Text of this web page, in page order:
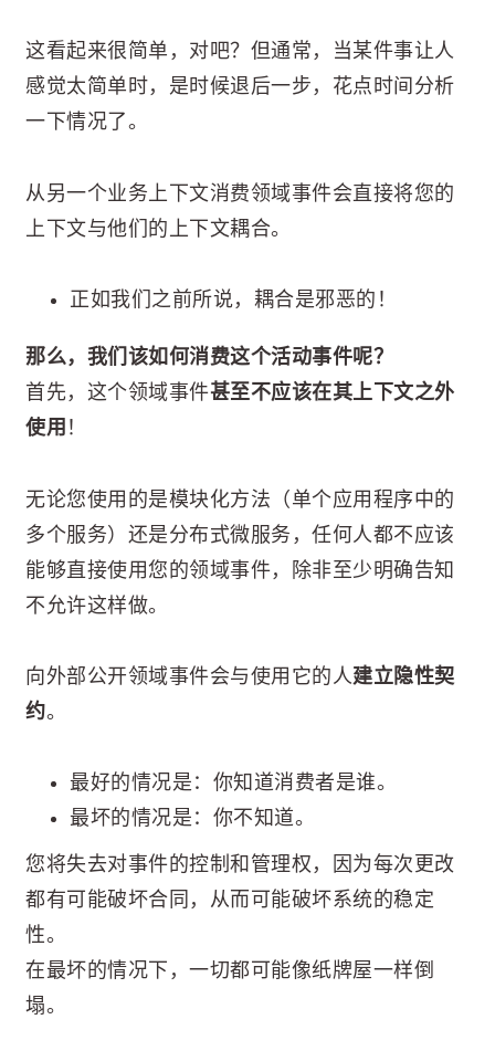
这看起来很简单，对吧？但通常，当某件事让人
感觉太简单时，是时候退后一步，花点时间分析
一下情况了。
从另一个业务上下文消费领域事件会直接将您的
上下文与他们的上下文耦合。
正如我们之前所说，耦合是邪恶的！
那么，我们该如何消费这个活动事件呢？
首先，这个领域事件甚至不应该在其上下文之外
使用 ！
无论您使用的是模块化方法（单个应用程序中的
多个服务）还是分布式微服务，任何人都不应该
能够直接使用您的领域事件，除非至少明确告知
不允许这样做。
向外部公开领域事件会与使用它的人建立隐性契
约。
最好的情况是：你知道消费者是谁。
最坏的情况是：你不知道。
您将失去对事件的控制和管理权，因为每次更改
都有可能破坏合同，从而可能破坏系统的稳定
性。
在最坏的情况下，一切都可能像纸牌屋一样倒
塌。